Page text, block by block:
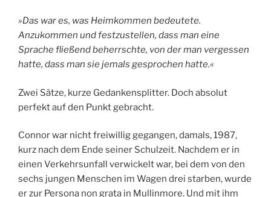
»Das war es, was Heimkommen bedeutete.
Anzukommen und festzustellen, dass man eine
Sprache fließend beherrschte, von der man vergessen
hatte, dass man sie jemals gesprochen hatte.«
Zwei Sätze, kurze Gedankensplitter. Doch absolut
perfekt auf den Punkt gebracht.
Connor war nicht freiwillig gegangen, damals, 1987,
kurz nach dem Ende seiner Schulzeit. Nachdem er in
einen Verkehrsunfall verwickelt war, bei dem von den
sechs jungen Menschen im Wagen drei starben, wurde
er zur Persona non grata in Mullinmore. Und mit ihm